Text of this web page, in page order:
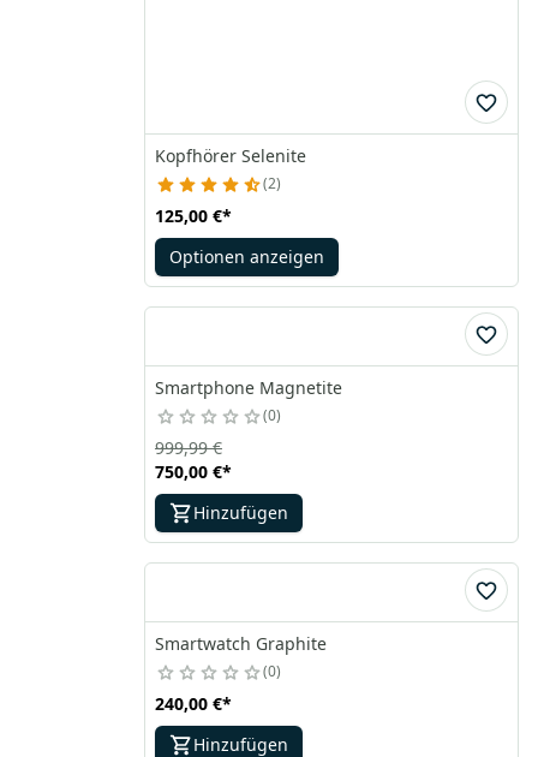
Kopfhörer Selenite
2
125,00 €*
Optionen anzeigen
Smartphone Magnetite
0
750,00 €*
999,99 €
Hinzufügen
Smartwatch Graphite
0
240,00 €*
Hinzufügen